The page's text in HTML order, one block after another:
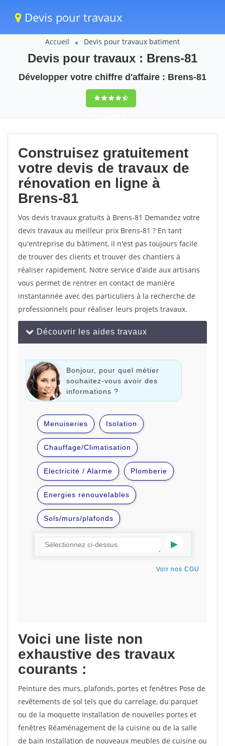
Devis pour travaux
Accueil Devis pour travaux batiment
Devis pour travaux : Brens-81
Développer votre chiffre d'affaire : Brens-81
9,5(100%)81
votes
Construisez gratuitement
votre devis de travaux de
rénovation en ligne à
Brens-81
Vos devis travaux gratuits à Brens-81 Demandez votre
devis travaux au meilleur prix Brens-81 ? En tant
qu'entreprise du bâtiment, il n'est pas toujours facile
de trouver des clients et trouver des chantiers à
réaliser rapidement. Notre service d'aide aux artisans
vous permet de rentrer en contact de manière
instantannée avec des particuliers à la recherche de
professionnels pour réaliser leurs projets travaux.
Voici une liste non
exhaustive des travaux
courants :
Peinture des murs, plafonds, portes et fenêtres Pose de
revêtements de sol tels que du carrelage, du parquet
ou de la moquette Installation de nouvelles portes et
fenêtres Réaménagement de la cuisine ou de la salle
de bain Installation de nouveaux meubles de cuisine ou